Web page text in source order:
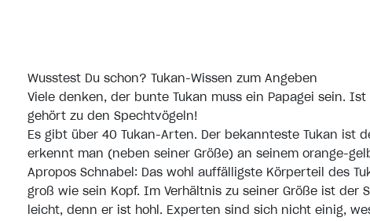
Wusstest Du schon? Tukan-Wissen zum Angeben
Viele denken, der bunte Tukan muss ein Papagei sein.
gehört zu den Spechtvögeln!
Es gibt über 40 Tukan-Arten. Der bekannteste Tukan ist
erkennt man (neben seiner Größe) an seinem orange-
Apropos Schnabel: Das wohl auffälligste Körperteil des
groß wie sein Kopf. Im Verhältnis zu seiner Größe ist der
leicht, denn er ist hohl. Experten sind sich nicht einig,